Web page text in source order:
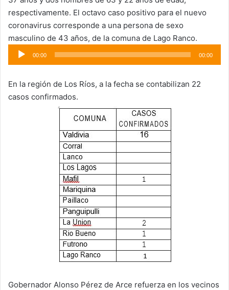
respectivamente. El octavo caso positivo para el nuevo
coronavirus corresponde a una persona de sexo
masculino de 43 años, de la comuna de Lago Ranco.
Reproductor
de
00:00 00:00
En la región de Los Ríos, a la fecha se contabilizan 22
casos confirmados.
Gobernador Alonso Pérez de Arce refuerza en los vecinos